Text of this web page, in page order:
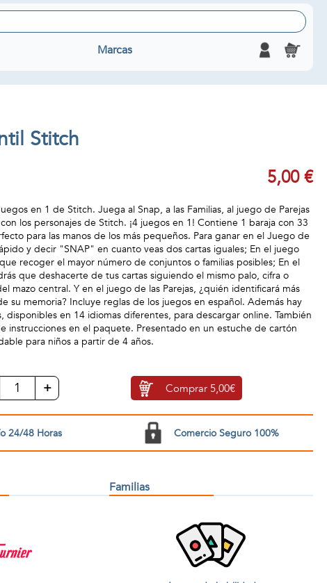
Marcas
Stitch
5,00 €
en 1 de Stitch. Juega al Snap, a las Familias, al juego de Parejas
los personajes de Stitch. ¡4 juegos en 1! Contiene 1 baraja con 33
para las manos de los más pequeños. Para ganar en el Juego de
y decir "SNAP" en cuanto veas dos cartas iguales; En el juego
recoger el mayor número de conjuntos o familias posibles; En el
que deshacerte de tus cartas siguiendo el mismo palo, cifra o
mazo central. Y en el juego de las Parejas, ¿quién identificará más
su memoria? Incluye reglas de los juegos en español. Además hay
disponibles en 14 idiomas diferentes, para descargar online. También
instrucciones en el paquete. Presentado en un estuche de cartón
para niños a partir de 4 años.
+ Comprar 5,00€
24/48 Horas Comercio Seguro 100%
Familias